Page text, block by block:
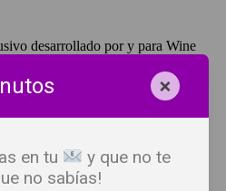
desarrollado por y para Wine
con derechos de propiedad
o impresión de cualquiera de ellos
su réplica con
al e-mail
por 12 meses.
×
en tu
y que no te
no sabías!